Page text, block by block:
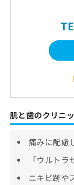
肌と歯のクリニ
痛みに配慮
「ウルト
ニキビ跡や